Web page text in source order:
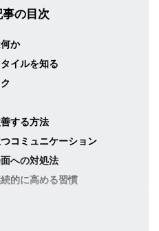
事の目次
か
イルを知る
する方法
コミュニケーション
への対処法
的に高める習慣